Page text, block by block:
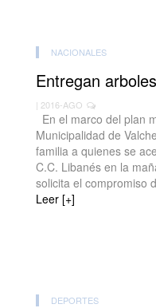
NACIONALES
Entregan arboles
| 2016-AGO
En el marco del plan
Municipalidad de
familia a quienes se
C.C. Libanés en la
solicita el compromiso
Leer [+]
DEPORTES